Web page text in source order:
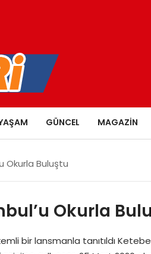
GÜNCEL MAGAZIN
Okurla Buluştu
Okurla
bir lansmanla tanıtıldı